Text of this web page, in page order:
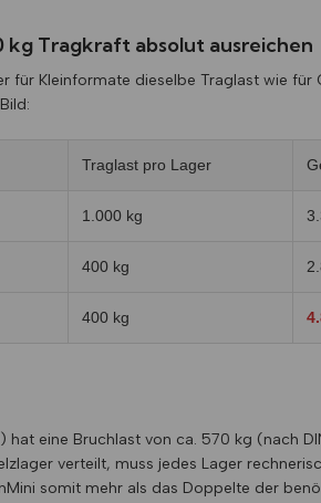
kg Tragkraft absolut ausreichen
für Kleinformate dieselbe Traglast wie
Traglast pro Lager
1.000 kg
400 kg
400 kg
eine Bruchlast von ca. 570 kg (nach
verteilt, muss jedes Lager
somit mehr als das Doppelte der